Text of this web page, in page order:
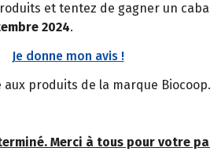
et tentez de gagner un
2024.
Je donne mon avis !
produits de la marque Biocoop.
Merci à tous pour votre